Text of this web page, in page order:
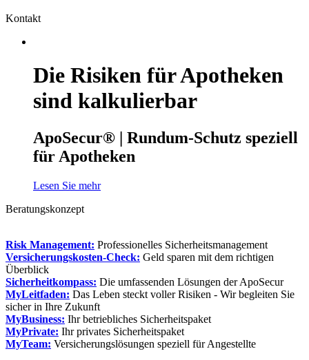
Kontakt
Die Risiken für Apotheken
sind kalkulierbar
ApoSecur® | Rundum-Schutz speziell
für Apotheken
Lesen Sie mehr
Beratungskonzept
Risk Management: Professionelles Sicherheitsmanagement
Versicherungskosten-Check: Geld sparen mit dem richtigen
Überblick
Sicherheitkompass: Die umfassenden Lösungen der ApoSecur
MyLeitfaden: Das Leben steckt voller Risiken - Wir begleiten Sie
sicher in Ihre Zukunft
MyBusiness: Ihr betriebliches Sicherheitspaket
MyPrivate: Ihr privates Sicherheitspaket
MyTeam: Versicherungslösungen speziell für Angestellte